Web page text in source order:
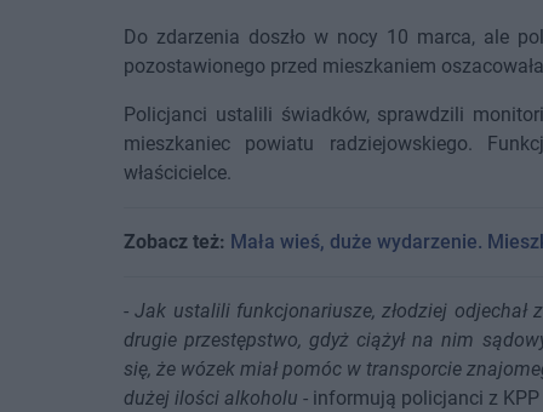
Do zdarzenia doszło w nocy 10 marca, ale
pozostawionego przed mieszkaniem
Policjanci ustalili świadków, sprawdzili
mieszkaniec powiatu radziejowskiego.
właścicielce.
Zobacz też: Mała wieś, duże wydarzenie.
-Jak ustalili funkcjonariusze, złodziej odjechał
drugie przestępstwo, gdyż ciążył na nim
się, że wózek miał pomóc w transporcie
dużej ilości alkoholu - informują policjanci z